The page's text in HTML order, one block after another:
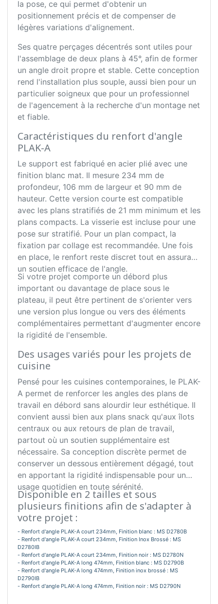
la pose, ce qui permet d'obtenir un
positionnement précis et de compenser de
légères variations d'alignement.
Ses quatre perçages décentrés sont utiles pour
l'assemblage de deux plans à 45°, afin de former
un angle droit propre et stable. Cette conception
rend l'installation plus souple, aussi bien pour un
particulier soigneux que pour un professionnel
de l'agencement à la recherche d'un montage net
et fiable.
Caractéristiques du renfort d'angle
PLAK-A
Le support est fabriqué en acier plié avec une
finition blanc mat. Il mesure 234 mm de
profondeur, 106 mm de largeur et 90 mm de
hauteur. Cette version courte est compatible
avec les plans stratifiés de 21 mm minimum et les
plans compacts. La visserie est incluse pour une
pose sur stratifié. Pour un plan compact, la
fixation par collage est recommandée. Une fois
en place, le renfort reste discret tout en assurant
un soutien efficace de l'angle.
Si votre projet comporte un débord plus
important ou davantage de place sous le
plateau, il peut être pertinent de s'orienter vers
une version plus longue ou vers des éléments
complémentaires permettant d'augmenter encore
la rigidité de l'ensemble.
Des usages variés pour les projets de
cuisine
Pensé pour les cuisines contemporaines, le PLAK-
A permet de renforcer les angles des plans de
travail en débord sans alourdir leur esthétique. Il
convient aussi bien aux plans snack qu'aux îlots
centraux ou aux retours de plan de travail,
partout où un soutien supplémentaire est
nécessaire. Sa conception discrète permet de
conserver un dessous entièrement dégagé, tout
en apportant la rigidité indispensable pour un
usage quotidien en toute sérénité.
Disponible en 2 tailles et sous
plusieurs finitions afin de s'adapter à
votre projet :
- Renfort d'angle PLAK-A court 234mm, Finition blanc : MS D2780B
- Renfort d'angle PLAK-A court 234mm, Finition Inox Brossé : MS
D2780IB
- Renfort d'angle PLAK-A court 234mm, Finition noir : MS D2780N
- Renfort d'angle PLAK-A long 474mm, Finition blanc : MS D2790B
- Renfort d'angle PLAK-A long 474mm, Finition inox brossé : MS
D2790IB
- Renfort d'angle PLAK-A long 474mm, Finition noir : MS D2790N